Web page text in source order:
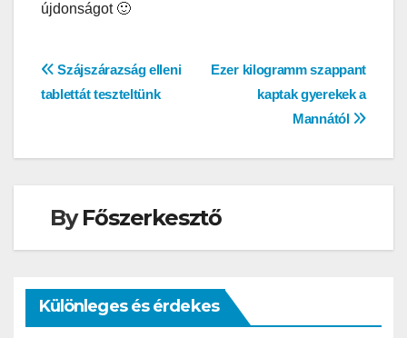
újdonságot 🙂
Bejegyzés
Ezer kilogramm szappant
kaptak gyerekek a
Mannától
Szájszárazság elleni
tablettát teszteltünk
ByFőszerkesztő
Különleges és érdekes